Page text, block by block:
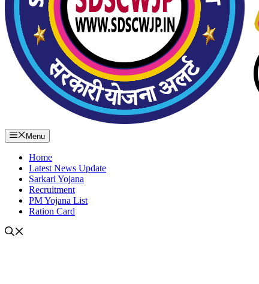
Menu
Home
Latest News Update
Sarkari Yojana
Recruitment
PM Yojana List
Ration Card